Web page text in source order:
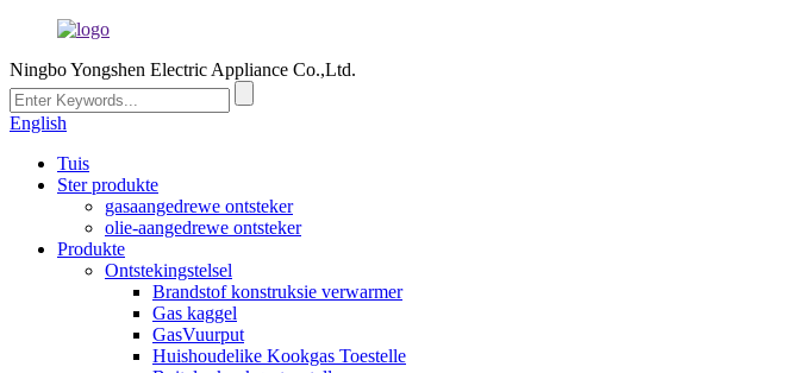
Ningbo Yongshen Electric Appliance Co.,Ltd.
English
Tuis
Ster produkte
gasaangedrewe ontsteker
olie-aangedrewe ontsteker
Produkte
Ontstekingstelsel
Brandstof konstruksie verwarmer
Gas kaggel
GasVuurput
Huishoudelike Kookgas Toestelle